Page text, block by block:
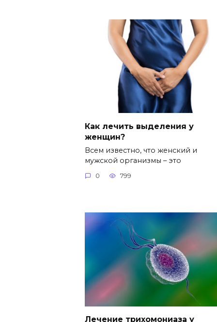
Как лечить выделения у
женщин?
Всем известно, что женский и
мужской организмы – это
0 799
Лечение трихомониаза у